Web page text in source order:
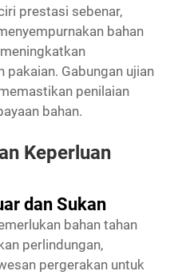
prestasi sebenar,
bahan
pakaian. Gabungan ujian
penilaian
bahan.
Keperluan
dan Sukan
bahan tahan
perlindungan,
pergerakan untuk